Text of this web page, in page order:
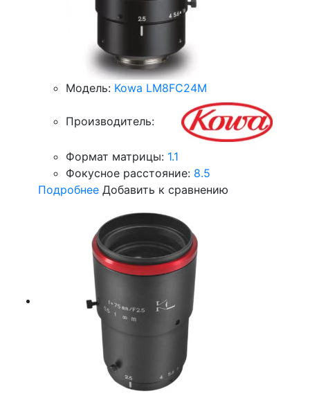
Модель: Kowa LM8FC24M
Производитель:
Формат матрицы: 1.1
Фокусное расстояние: 8.5
Подробнее Добавить к сравнению